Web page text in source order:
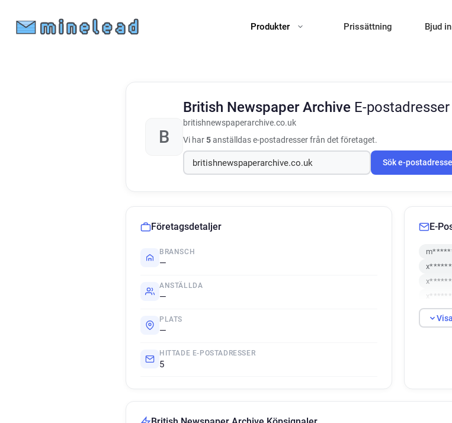
Produkter Prissättning Bjud
B
British Newspaper Archive E-
britishnewspaperarchive.co.uk
Vi har5anställdas e-postadresser från det företaget.
Sök e-
Företagsdetaljer
BRANSCH
—
ANSTÄLLDA
—
PLATS
—
HITTADE E-POSTADRESSER
5
E-